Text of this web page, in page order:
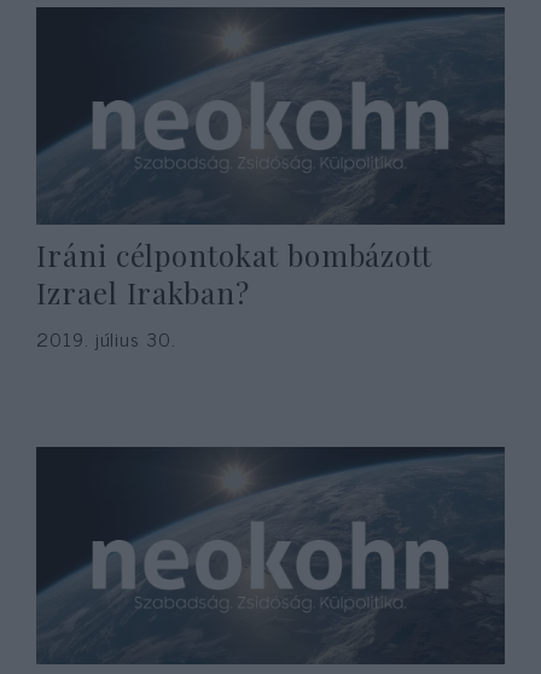
Iráni célpontokat bombázott
Izrael Irakban?
2019. július 30.